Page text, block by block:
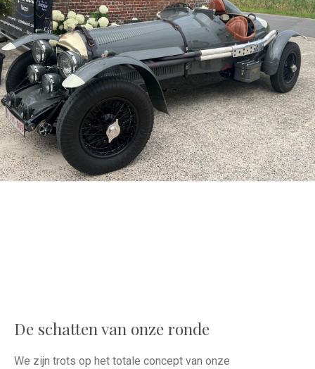
De schatten van onze ronde
We zijn trots op het totale concept van onze